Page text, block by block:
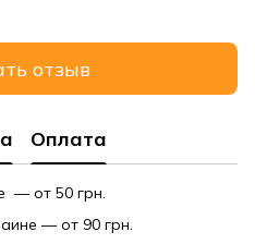
отзыв
Оплата
— от 50 грн.
— от 90 грн.